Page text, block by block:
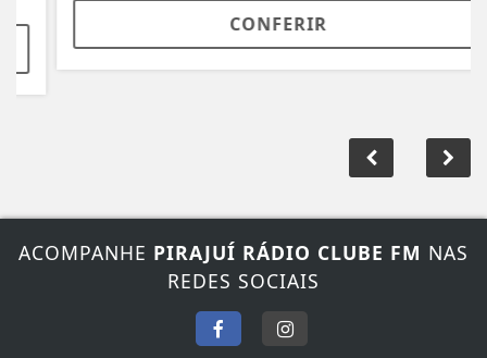
CONFERIR
ACOMPANHEPIRAJUÍ RÁDIO CLUBE FMNAS
REDES SOCIAIS